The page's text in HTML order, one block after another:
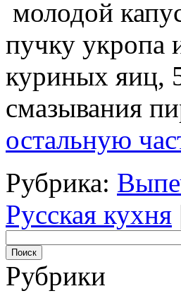
молодой
пучку укропа
куриных яиц,
смазывания
остальную
Рубрика:
Русская кухня
Рубрики